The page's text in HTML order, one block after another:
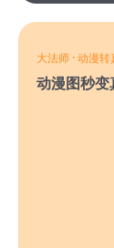
大法师 · 动漫转
动漫图秒